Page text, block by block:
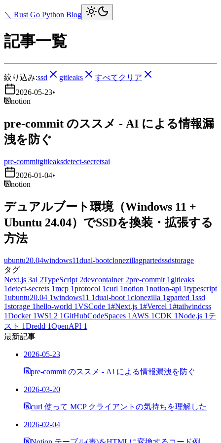
＼ Rust Go Python Blog
記事一覧
絞り込み:ssd gitleaks
すべてクリア
2026-05-23•
notion
pre-commit のススメ - AI による情報漏
洩を防ぐ
pre-commitgitleaksdetect-secretsai
2026-01-04•
notion
デュアルブート環境（Windows 11 +
Ubuntu 24.04）でSSDを換装・拡張する
方法
ubuntu20.04windows11dual-bootclonezillagpartedssdstorage
タグ
Next.js 3ai 2TypeScript 2devcontainer 2pre-commit 1 gitleaks
1detect-secrets 1mcp 1protocol 1curl 1notion 1notion-api 1typescript
1ubuntu20.04 1windows11 1dual-boot 1clonezilla 1 gparted 1ssd
1storage 1hello-world 1VSCode 1#Next.js 1#Vercel 1#tailwindcss
1Docker 1WSL2 1GitHubCodeSpaces 1 AWS 1CDK 1Node.js 1 テ
スト 1Dredd 1OpenAPI 1
最新記事
2026-05-23
pre-commit のススメ - AI による情報漏洩を防ぐ
2026-03-20
curl 使って MCP クライアントの気持ちを理解した
2026-02-04